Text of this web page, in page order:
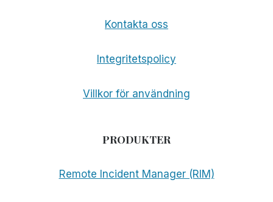
Kontakta oss
Integritetspolicy
Villkor för användning
PRODUKTER
Remote Incident Manager (RIM)